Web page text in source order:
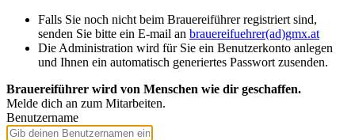
Falls Sie noch nicht beim Brauereiführer registriert sind,
senden Sie bitte ein E-mail an brauereifuehrer(ad)gmx.at
Die Administration wird für Sie ein Benutzerkonto anlegen
und Ihnen ein automatisch generiertes Passwort zusenden.
Brauereiführer wird von Menschen wie dir geschaffen.
Melde dich an zum Mitarbeiten.
Benutzername